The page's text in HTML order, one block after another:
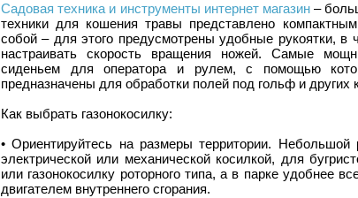
Садовая техника и инструменты интернет магазин–
техники для кошения травы представлено
собой – для этого предусмотрены удобные рукоятки, в
настраивать скорость вращения ножей. Самые
сиденьем для оператора и рулем, с помощью
предназначены для обработки полей под гольф и
Как выбрать газонокосилку:
• Ориентируйтесь на размеры территории. Небольшой
электрической или механической косилкой, для
или газонокосилку роторного типа, а в парке удобнее
двигателем внутреннего сгорания.